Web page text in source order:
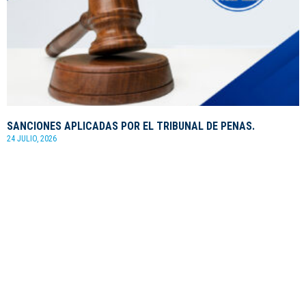
SANCIONES APLICADAS POR EL TRIBUNAL DE PENAS.
24 JULIO, 2026